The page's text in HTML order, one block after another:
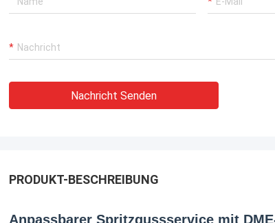
Nachricht Senden
PRODUKT-BESCHREIBUNG
Anpassbarer Spritzgussservice mit